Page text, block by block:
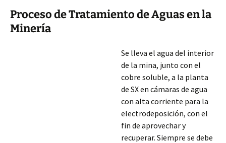
Proceso de Tratamiento de Aguas en la
Minería
Se lleva el agua del interior
de la mina, junto con el
cobre soluble, a la planta
de SX en cámaras de agua
con alta corriente para la
electrodeposición, con el
fin de aprovechar y
recuperar. Siempre se debe